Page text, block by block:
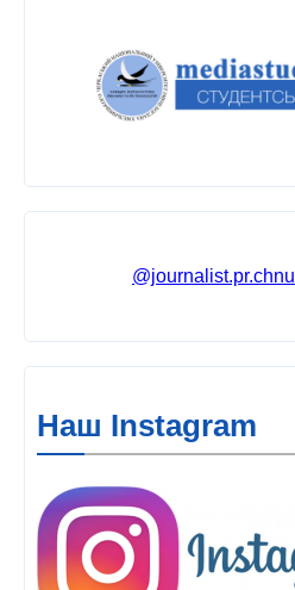
@journalist.pr.chnu
Наш Instagram